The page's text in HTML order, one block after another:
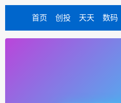
首页 创投 天天 数码